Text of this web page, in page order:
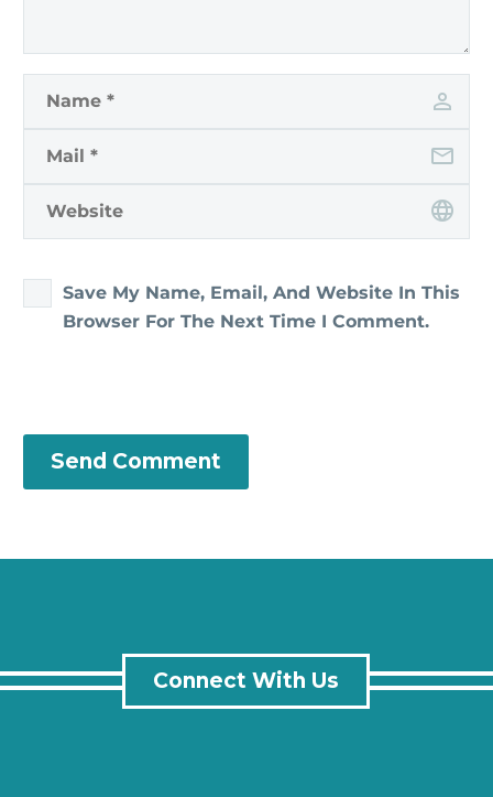
Save My Name, Email, And Website In This
Browser For The Next Time I Comment.
Send Comment
Connect With Us